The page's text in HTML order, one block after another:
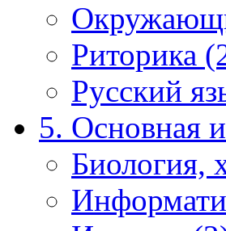
Риторика
Русский
5. Основная
Биология,